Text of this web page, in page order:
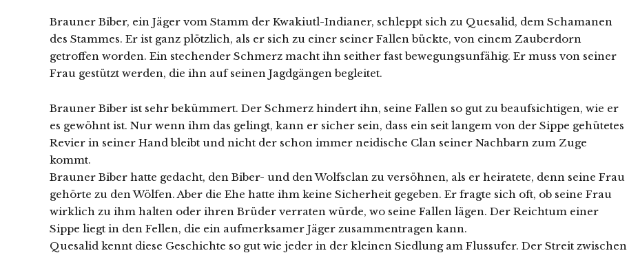
Brauner Biber, ein Jäger vom Stamm der Kwakiutl-Indianer, schleppt sich zu Quesalid, dem Schamanen
des Stammes. Er ist ganz plötzlich, als er sich zu einer seiner Fallen bückte, von einem Zauberdorn
getroffen worden. Ein stechender Schmerz macht ihn seither fast bewegungsunfähig. Er muss von seiner
Frau gestützt werden, die ihn auf seinen Jagdgängen begleitet.
Brauner Biber ist sehr bekümmert. Der Schmerz hindert ihn, seine Fallen so gut zu beaufsichtigen, wie er
es gewöhnt ist. Nur wenn ihm das gelingt, kann er sicher sein, dass ein seit langem von der Sippe gehütetes
Revier in seiner Hand bleibt und nicht der schon immer neidische Clan seiner Nachbarn zum Zuge
kommt.
Brauner Biber hatte gedacht, den Biber- und den Wolfsclan zu versöhnen, als er heiratete, denn seine Frau
gehörte zu den Wölfen. Aber die Ehe hatte ihm keine Sicherheit gegeben. Er fragte sich oft, ob seine Frau
wirklich zu ihm halten oder ihren Brüder verraten würde, wo seine Fallen lägen. Der Reichtum einer
Sippe liegt in den Fellen, die ein aufmerksamer Jäger zusammentragen kann.
Quesalid kennt diese Geschichte so gut wie jeder in der kleinen Siedlung am Flussufer. Der Streit zwischen